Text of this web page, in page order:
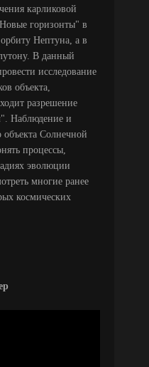
карликовой
горизонты" в
Нептуна, а в
В данный
исследование
объекта,
разрешение
Наблюдение и
объекта Солнечной
процессы,
эволюции
многие ранее
космических